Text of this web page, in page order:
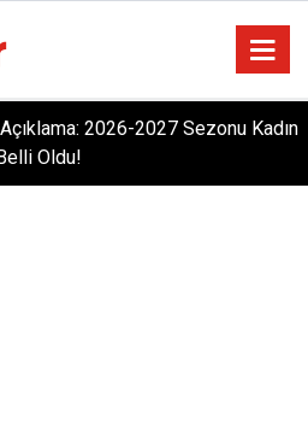
Oldu!Sitesi'nde 18 Yıllık Kriz:
Hukuk ve Adalet Çağrısı